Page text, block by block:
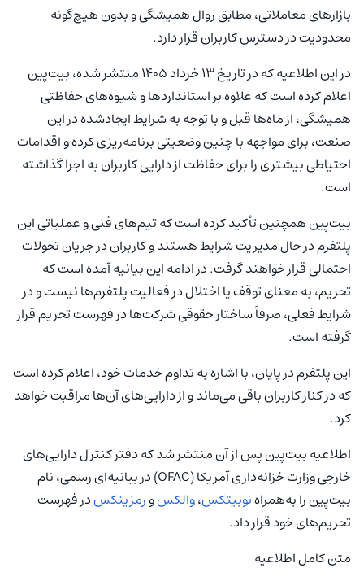
بازارهای معاملاتی، مطابق روال همیشگی و بدون هیچ‌گونه
محدودیت در دسترس کاربران قرار دارد.
در این اطلاعیه که در تاریخ ۱۳ خرداد ۱۴۰۵ منتشر شده، بیت‌پین
اعلام کرده است که علاوه بر استانداردها و شیوه‌های حفاظتی
همیشگی، از ماه‌ها قبل و با توجه به شرایط ایجادشده در این
صنعت، برای مواجهه با چنین وضعیتی برنامه‌ریزی کرده و اقدامات
احتیاطی بیشتری را برای حفاظت از دارایی کاربران به اجرا گذاشته
است.
بیت‌پین همچنین تأکید کرده است که تیم‌های فنی و عملیاتی این
پلتفرم در حال مدیریت شرایط هستند و کاربران در جریان تحولات
احتمالی قرار خواهند گرفت. در ادامه این بیانیه آمده است که
تحریم، به معنای توقف یا اختلال در فعالیت پلتفرم‌ها نیست و در
شرایط فعلی، صرفاً ساختار حقوقی شرکت‌ها در فهرست تحریم قرار
گرفته است.
این پلتفرم در پایان، با اشاره به تداوم خدمات خود، اعلام کرده است
که در کنار کاربران باقی می‌ماند و از دارایی‌های آن‌ها مراقبت خواهد
کرد.
اطلاعیه بیت‌پین پس از آن منتشر شد که دفتر کنترل دارایی‌های
خارجی وزارت خزانه‌داری آمریکا (OFAC) در بیانیه‌ای رسمی، نام
بیت‌پین را به‌همراهنوبیتکس،والکسورمزینکسدر فهرست
تحریم‌های خود قرار داد.
متن کامل اطلاعیه